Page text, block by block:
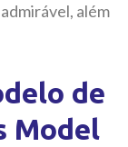
além
de
Model